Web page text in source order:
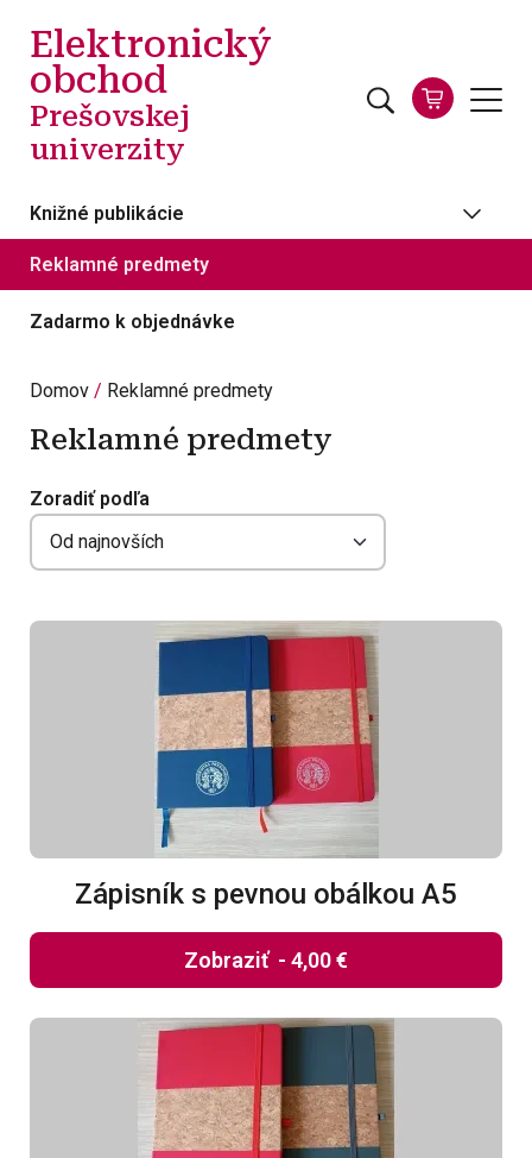
Elektronický
obchod
Prešovskej
univerzity
Knižné publikácie
Reklamné predmety
Zadarmo k objednávke
Domov Reklamné predmety
Reklamné predmety
Zoradiť podľa
Zápisník s pevnou obálkou A5
Zobraziť - 4,00 €